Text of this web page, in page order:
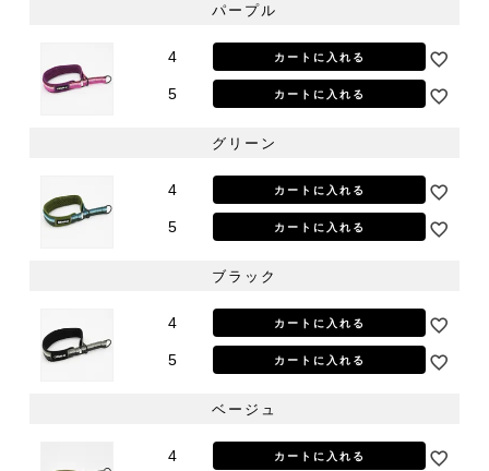
パープル
4 カートに入れる
5 カートに入れる
グリーン
4 カートに入れる
5 カートに入れる
ブラック
4 カートに入れる
5 カートに入れる
ベージュ
4 カートに入れる